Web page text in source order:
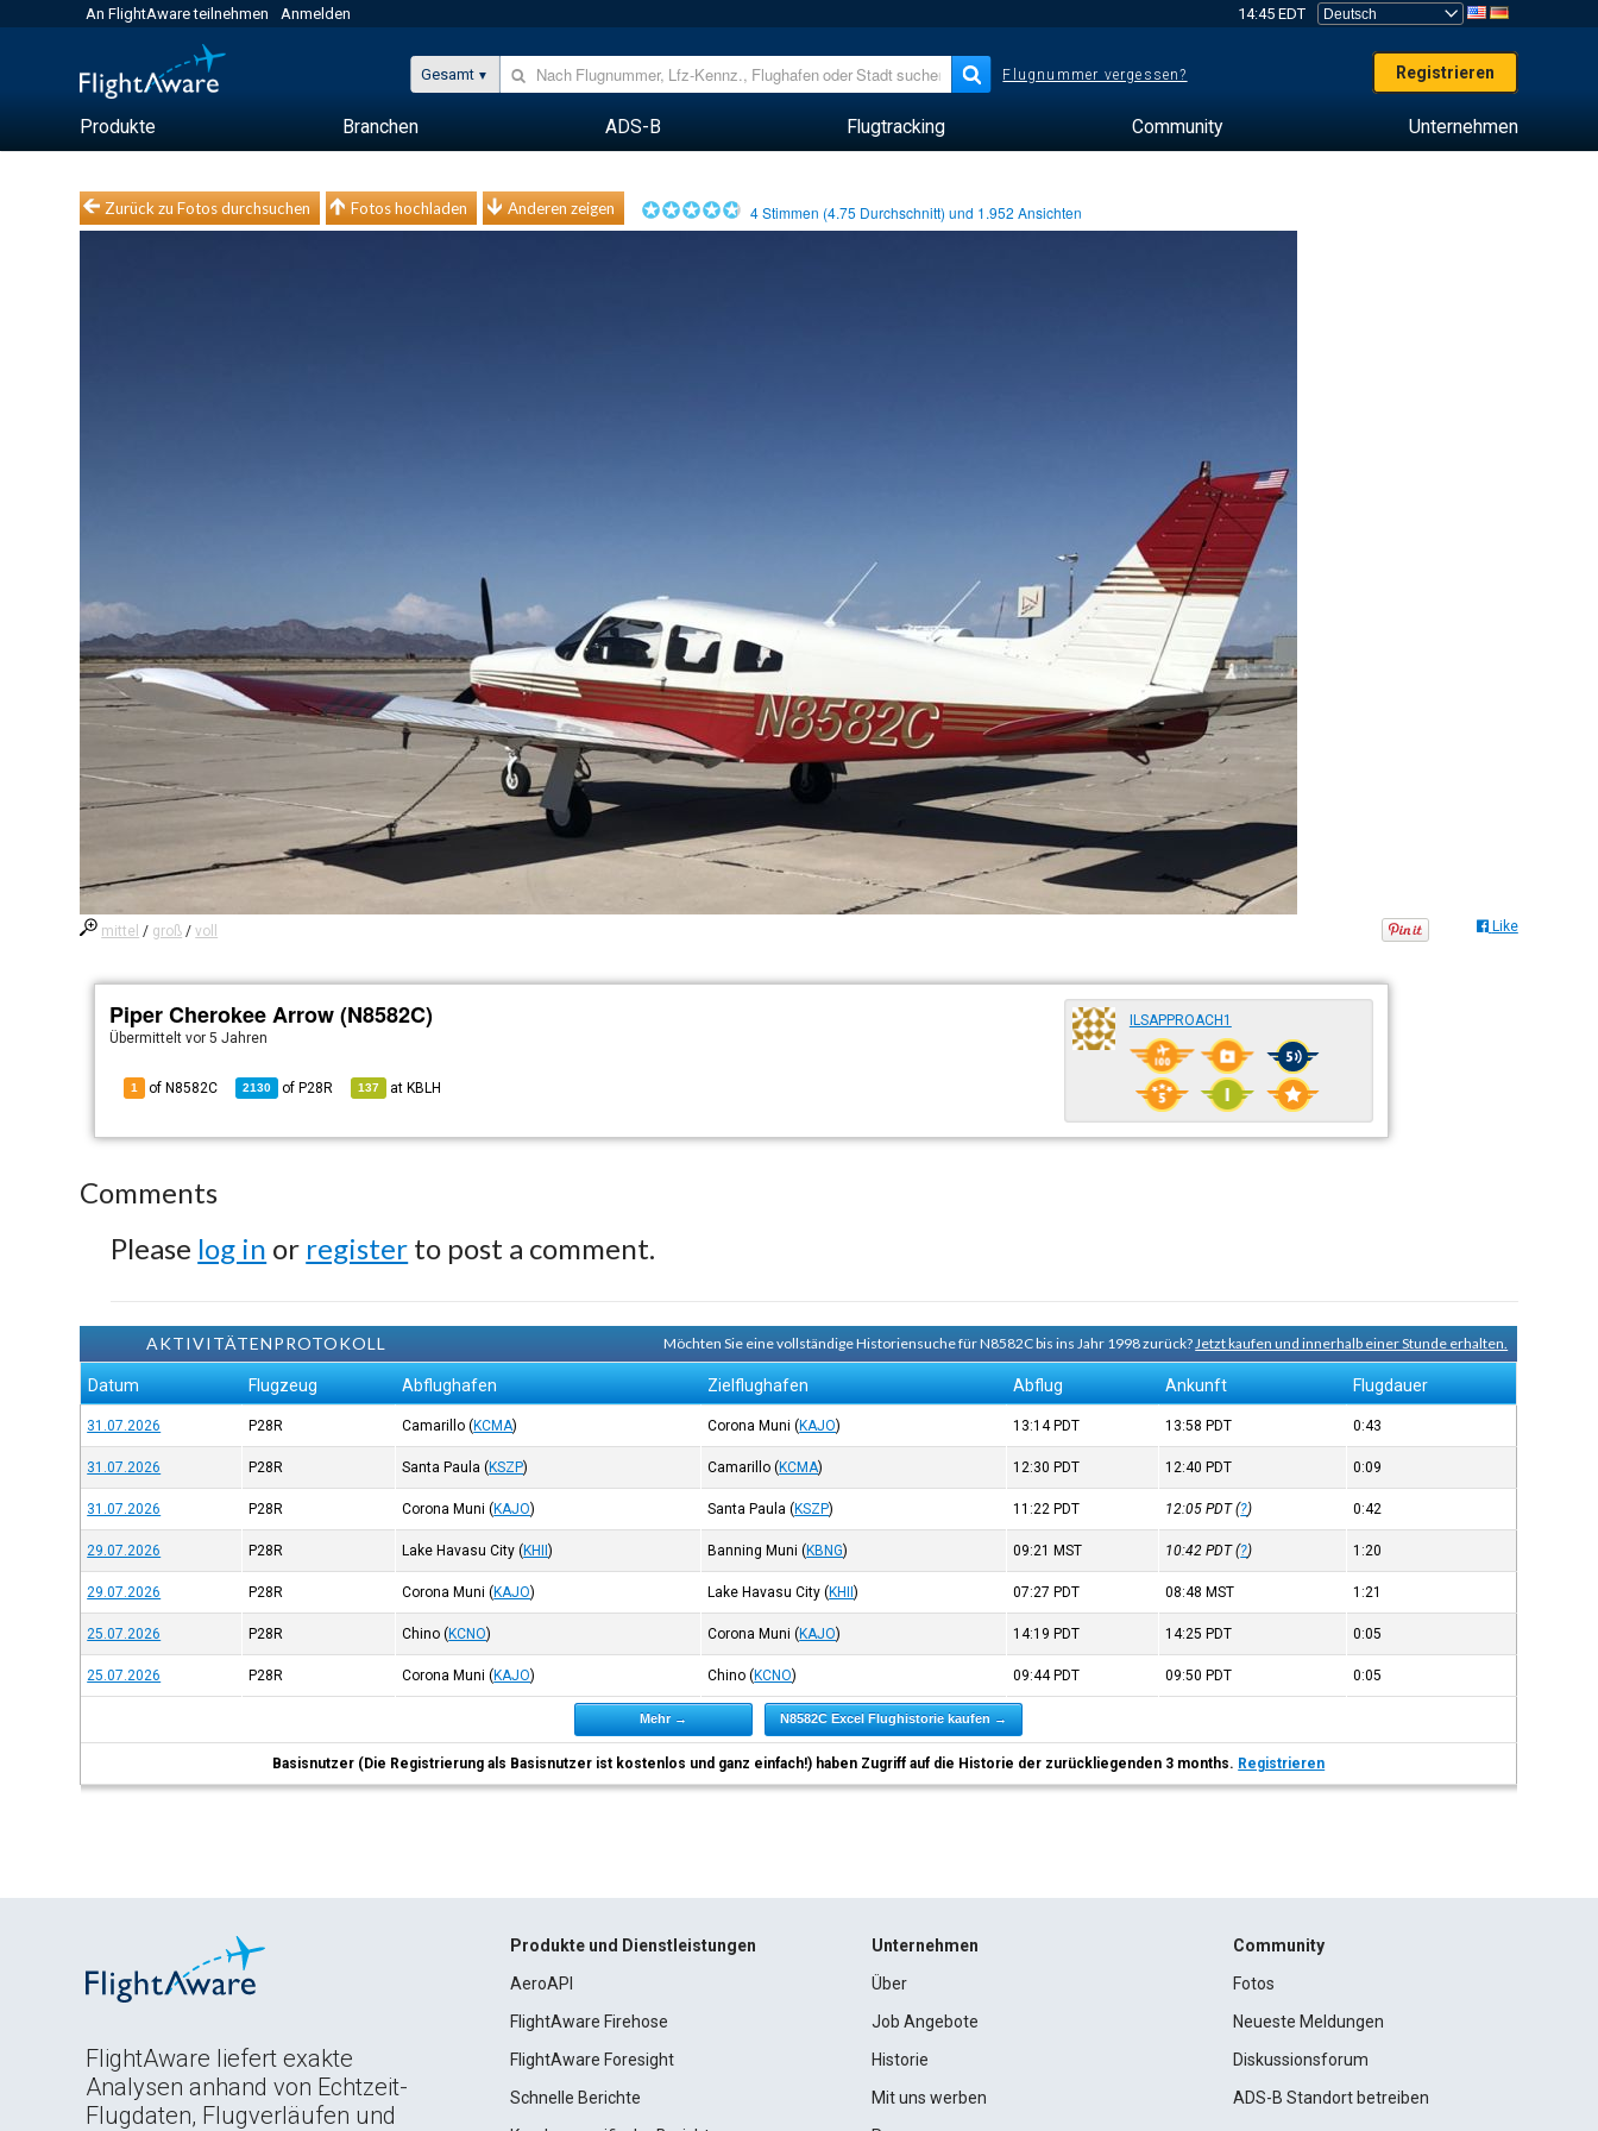
An FlightAware teilnehmen Anmelden 14:45 EDT
Gesamt Flugnummer vergessen? Registrieren
Produkte Branchen ADS-B Flugtracking Community Unternehmen
Zurück zu Fotos durchsuchen Fotos hochladen Anderen zeigen 4Stimmen (4.75 Durchschnitt) und 1.952 Ansichten
mittel / groß /voll Like
Piper Cherokee Arrow (N8582C)
Übermitteltvor 5 Jahren
1 of N8582C 2130 of P28R 137 at KBLH
ILSAPPROACH1
Comments
Please log in or register to post a comment.
AKTIVITÄTENPROTOKOLL Möchten Sie eine vollständige Historiensuche für N8582C bis ins Jahr 1998 zurück?Jetzt kaufen und innerhalb einer Stunde erhalten.
Datum Flugzeug Abflughafen Zielflughafen Abflug Ankunft Flugdauer
31.07.2026 P28R Camarillo (KCMA) Corona Muni (KAJO) 13:14 PDT 13:58 PDT 0:43
31.07.2026 P28R Santa Paula (KSZP) Camarillo (KCMA) 12:30 PDT 12:40 PDT 0:09
31.07.2026 P28R Corona Muni (KAJO) Santa Paula (KSZP) 11:22 PDT 12:05PDT(?) 0:42
29.07.2026 P28R Lake Havasu City (KHII) Banning Muni (KBNG) 09:21 MST 10:42PDT(?) 1:20
29.07.2026 P28R Corona Muni (KAJO) Lake Havasu City (KHII) 07:27 PDT 08:48 MST 1:21
25.07.2026 P28R Chino (KCNO) Corona Muni (KAJO) 14:19 PDT 14:25 PDT 0:05
25.07.2026 P28R Corona Muni (KAJO) Chino (KCNO) 09:44 PDT 09:50 PDT 0:05
Mehr → N8582C Excel Flughistorie kaufen →
Basisnutzer (Die Registrierung als Basisnutzer ist kostenlos und ganz einfach!) haben Zugriff auf die Historie der zurückliegenden 3 months. Registrieren
FlightAware liefert exakte
Analysen anhand von Echtzeit-
Flugdaten, Flugverläufen und
Produkte und Dienstleistungen
AeroAPI
FlightAware Firehose
FlightAware Foresight
Schnelle Berichte
Unternehmen
Über
Job Angebote
Historie
Mit uns werben
Community
Fotos
Neueste Meldungen
Diskussionsforum
ADS-B Standort betreiben